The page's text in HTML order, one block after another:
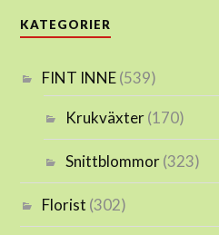
KATEGORIER
FINT INNE(539)
Krukväxter(170)
Snittblommor(323)
Florist (302)